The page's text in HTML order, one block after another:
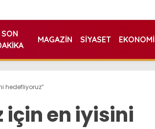
SON
MAGAZIN SIYASET EKONOMI
hedefliyoruz”
için en iyisini